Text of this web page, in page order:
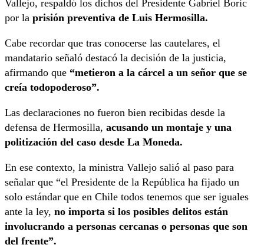
Vallejo, respaldó los dichos del Presidente Gabriel Boric
por la prisión preventiva de Luis Hermosilla.
Cabe recordar que tras conocerse las cautelares, el
mandatario señaló destacó la decisión de la justicia,
afirmando que “metieron a la cárcel a un señor que se
creía todopoderoso”.
Las declaraciones no fueron bien recibidas desde la
defensa de Hermosilla, acusando un montaje y una
politización del caso desde La Moneda.
En ese contexto, la ministra Vallejo salió al paso para
señalar que “el Presidente de la República ha fijado un
solo estándar que en Chile todos tenemos que ser iguales
ante la ley, no importa si los posibles delitos están
involucrando a personas cercanas o personas que son
del frente”.